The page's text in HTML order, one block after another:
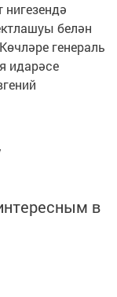
белән
генераль
идарәсе
в